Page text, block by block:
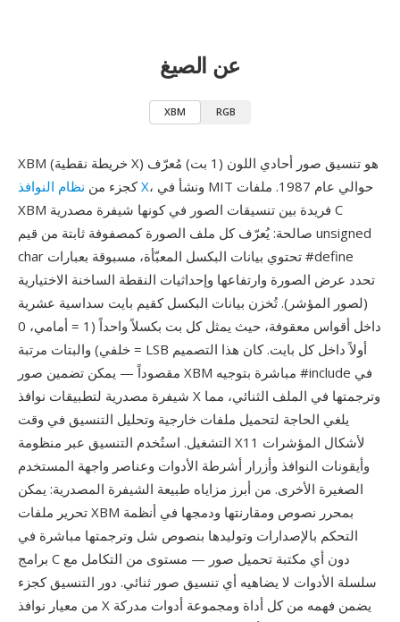
عن الصيغ
XBM RGB
XBM (خريطة نقطية X) هو تنسيق صور أحادي اللون (1 بت) مُعرّف
كجزء مننظام النوافذ X، ونشأ في MIT حوالي عام 1987. ملفات
XBM فريدة بين تنسيقات الصور في كونها شيفرة مصدرية C
صالحة: يُعرّف كل ملف الصورة كمصفوفة ثابتة من قيم unsigned
char تحتوي بيانات البكسل المعبّأة، مسبوقة بعبارات #define
تحدد عرض الصورة وارتفاعها وإحداثيات النقطة الساخنة الاختيارية
(لصور المؤشر). تُخزن بيانات البكسل كقيم بايت سداسية عشرية
داخل أقواس معقوفة، حيث يمثل كل بت بكسلاً واحداً (1 = أمامي، 0
= خلفي) والبتات مرتبة LSB أولاً داخل كل بايت. كان هذا التصميم
مقصوداً — يمكن تضمين صور XBM مباشرة بتوجيه #include في
شيفرة مصدرية لتطبيقات نوافذ X وترجمتها في الملف الثنائي، مما
يلغي الحاجة لتحميل ملفات خارجية وتحليل التنسيق في وقت
التشغيل. استُخدم التنسيق عبر منظومة X11 لأشكال المؤشرات
وأيقونات النوافذ وأزرار أشرطة الأدوات وعناصر واجهة المستخدم
الصغيرة الأخرى. من أبرز مزاياه طبيعة الشيفرة المصدرية: يمكن
تحرير ملفات XBM بمحرر نصوص ومقارنتها ودمجها في أنظمة
التحكم بالإصدارات وتوليدها بنصوص شل وترجمتها مباشرة في
برامج C دون أي مكتبة تحميل صور — مستوى من التكامل مع
سلسلة الأدوات لا يضاهيه أي تنسيق صور ثنائي. دور التنسيق كجزء
من معيار نوافذ X يضمن فهمه من كل أداة ومجموعة أدوات مدركة